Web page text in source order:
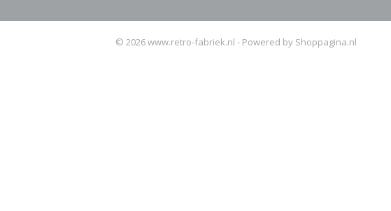
© 2026 www.retro-fabriek.nl - Powered by Shoppagina.nl